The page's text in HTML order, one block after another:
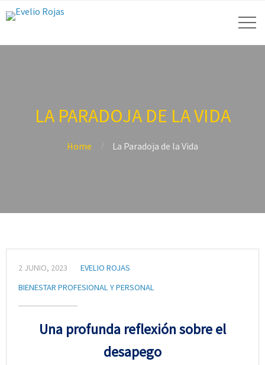
LA PARADOJA DE LA VIDA
Home La Paradoja de la Vida
2 JUNIO, 2023
EVELIO ROJAS
BIENESTAR PROFESIONAL Y PERSONAL
Una profunda reflexión sobre el
desapego